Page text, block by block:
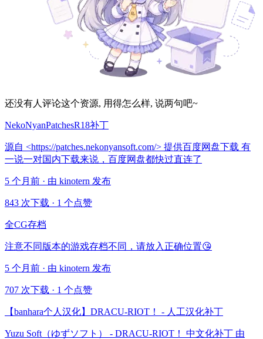
还没有人评论这个资源, 用得怎么样, 说两句吧~
NekoNyanPatchesR18补丁
源自 <https://patches.nekonyansoft.com/> 提供百度网盘下载 有
一说一对国内下载来说，百度网盘都快过直连了
5 个月前 · 由 kinotern 发布
843 次下载 · 1 个点赞
全CG存档
注意不同版本的游戏存档不同，请放入正确位置😘
5 个月前 · 由 kinotern 发布
707 次下载 · 1 个点赞
【banhara个人汉化】DRACU-RIOT！ - 人工汉化补丁
Yuzu Soft（ゆずソフト） - DRACU-RIOT！ 中文化补丁 由